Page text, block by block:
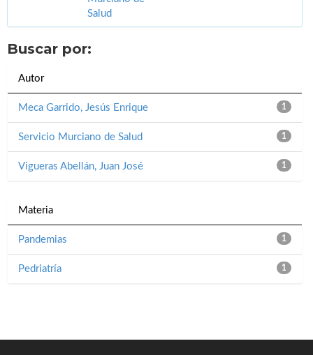
Salud
Buscar por:
Autor
1
Meca Garrido, Jesús Enrique
1
Servicio Murciano de Salud
1
Vigueras Abellán, Juan José
Materia
1
Pandemias
1
Pedriatría